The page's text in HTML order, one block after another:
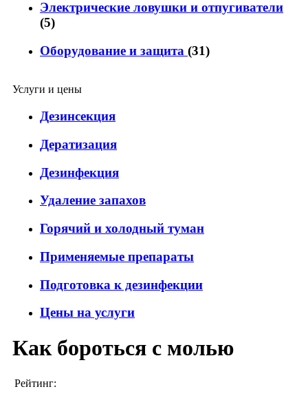
Электрические ловушки и отпугиватели
(5)
Оборудование и защита (31)
Услуги и цены
Дезинсекция
Дератизация
Дезинфекция
Удаление запахов
Горячий и холодный туман
Применяемые препараты
Подготовка к дезинфекции
Цены на услуги
Как бороться с молью
Рейтинг: